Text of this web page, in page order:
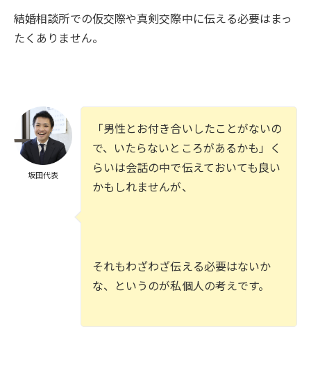
結婚相談所での仮交際や真剣交際中に伝える必要はまっ
たくありません。
坂田代表
「男性とお付き合いしたことがないの
で、いたらないところがあるかも」く
らいは会話の中で伝えておいても良い
かもしれませんが、
それもわざわざ伝える必要はないか
な、というのが私個人の考えです。